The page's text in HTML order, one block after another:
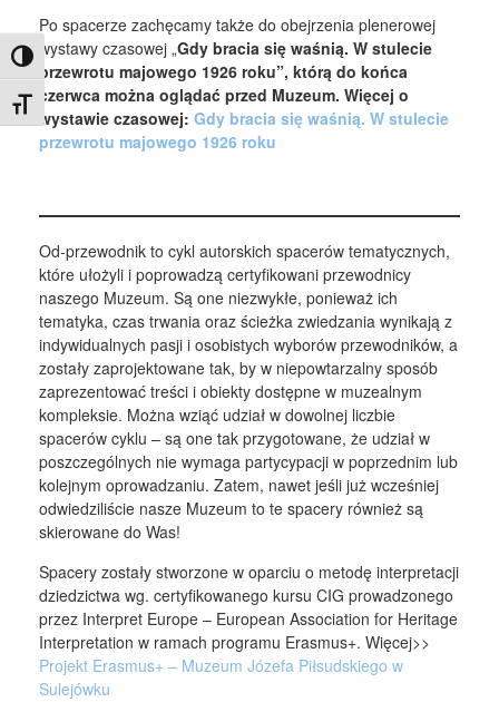
Toggle High Contrast
Toggle Font size
Po spacerze zachęcamy także do obejrzenia plenerowej
wystawy czasowej „Gdy bracia się waśnią. W stulecie
przewrotu majowego 1926 roku”, którą do końca
czerwca można oglądać przed Muzeum. Więcej o
wystawie czasowej: Gdy bracia się waśnią. W stulecie
przewrotu majowego 1926 roku
Od-przewodnik to cykl autorskich spacerów tematycznych,
które ułożyli i poprowadzą certyfikowani przewodnicy
naszego Muzeum. Są one niezwykłe, ponieważ ich
tematyka, czas trwania oraz ścieżka zwiedzania wynikają z
indywidualnych pasji i osobistych wyborów przewodników, a
zostały zaprojektowane tak, by w niepowtarzalny sposób
zaprezentować treści i obiekty dostępne w muzealnym
kompleksie. Można wziąć udział w dowolnej liczbie
spacerów cyklu – są one tak przygotowane, że udział w
poszczególnych nie wymaga partycypacji w poprzednim lub
kolejnym oprowadzaniu. Zatem, nawet jeśli już wcześniej
odwiedziliście nasze Muzeum to te spacery również są
skierowane do Was!
Spacery zostały stworzone w oparciu o metodę interpretacji
dziedzictwa wg. certyfikowanego kursu CIG prowadzonego
przez Interpret Europe – European Association for Heritage
Interpretation w ramach programu Erasmus+. Więcej>>
Projekt Erasmus+ – Muzeum Józefa Piłsudskiego w
Sulejówku